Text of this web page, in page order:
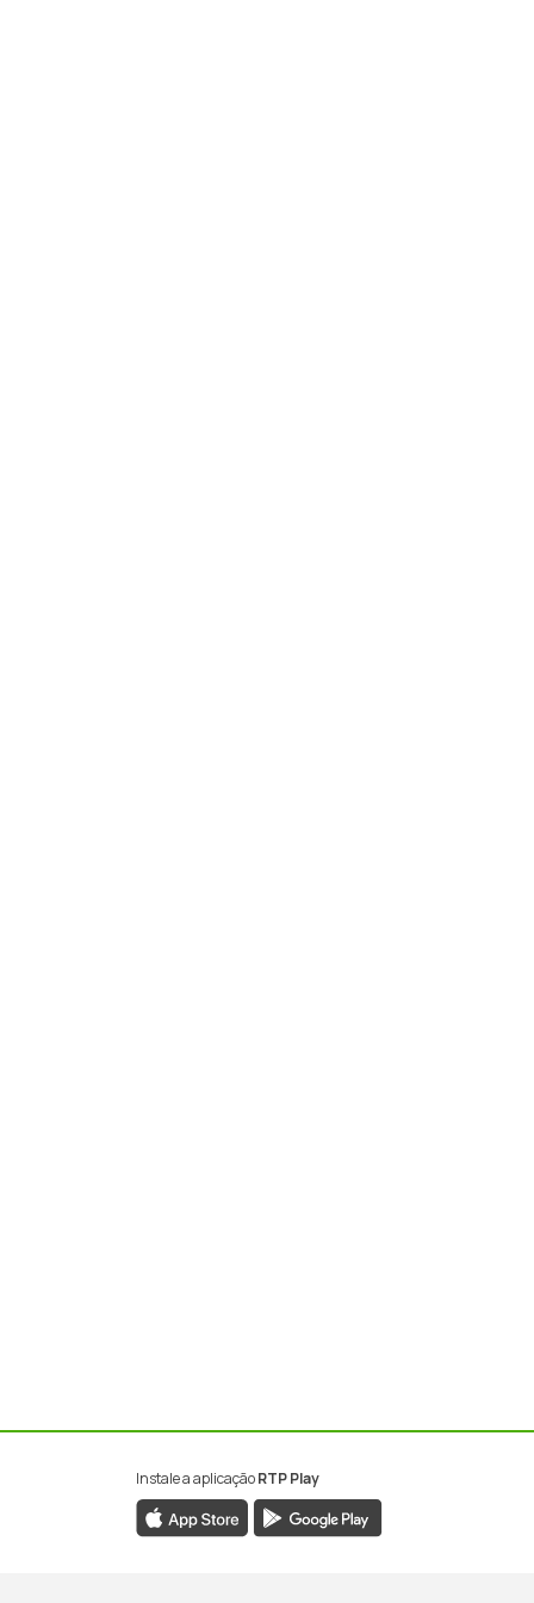
Instale a aplicaçãoRTP Play